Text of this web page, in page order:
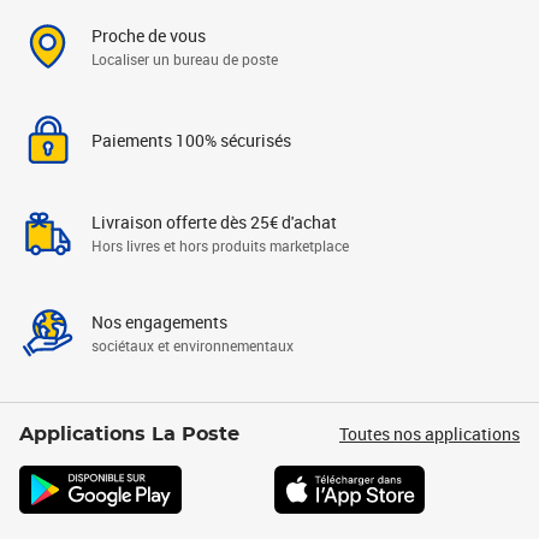
Proche de vous
Localiser un bureau de poste
Paiements 100% sécurisés
Livraison offerte dès 25€ d'achat
Hors livres et hors produits marketplace
Nos engagements
sociétaux et environnementaux
Applications La Poste Toutes nos applications